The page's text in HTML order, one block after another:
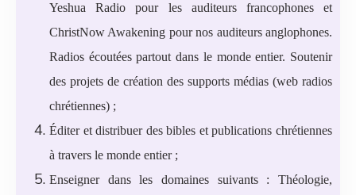
Yeshua Radio pour les auditeurs francophones et
ChristNow Awakening pour nos auditeurs anglophones.
Radios écoutées partout dans le monde entier. Soutenir
des projets de création des supports médias (web radios
chrétiennes) ;
Éditer et distribuer des bibles et publications chrétiennes
à travers le monde entier ;
Enseigner dans les domaines suivants : Théologie,